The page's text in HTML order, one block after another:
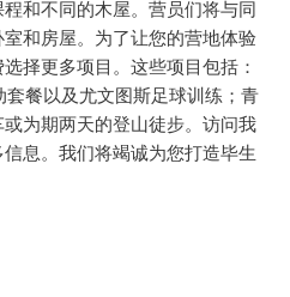
和不同的木屋。营员们将与同
和房屋。为了让您的营地体验
择更多项目。这些项目包括：
餐以及尤文图斯足球训练；青
为期两天的登山徒步。访问我
息。我们将竭诚为您打造毕生